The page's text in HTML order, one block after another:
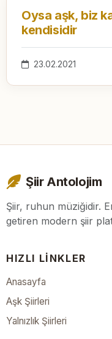
Oysa aşk, biz
kendisidir
23.02.2021
Şiir Antolojim
Şiir, ruhun müziğidir.
getiren modern şiir
HIZLI LINKLER
Anasayfa
Aşk Şiirleri
Yalnızlık Şiirleri